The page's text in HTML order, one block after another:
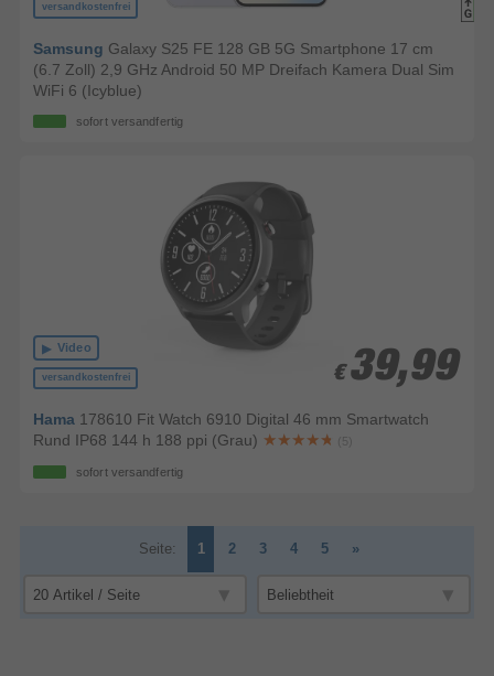
versandkostenfrei
Samsung Galaxy S25 FE 128 GB 5G Smartphone 17 cm
(6.7 Zoll) 2,9 GHz Android 50 MP Dreifach Kamera Dual Sim
WiFi 6 (Icyblue)
sofort versandfertig
versandkostenfrei
Video
€ 39,99
€ 39,99
Hama 178610 Fit Watch 6910 Digital 46 mm Smartwatch
Rund IP68 144 h 188 ppi (Grau)
(5)
sofort versandfertig
Seite: 1 2 3 4 5 »